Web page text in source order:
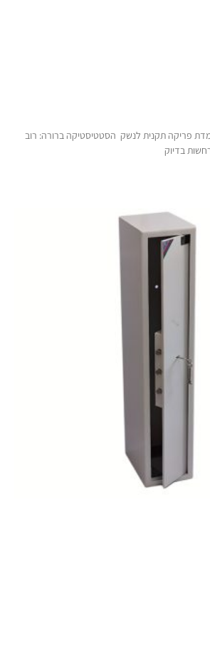
פריקה תקנית לנשק הסטטיסטיקה ברורה: רוב
בדיוק